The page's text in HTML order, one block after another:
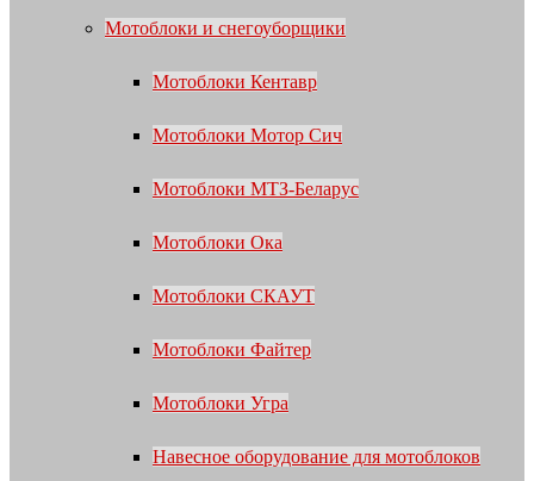
Мотоблоки и снегоуборщики
Мотоблоки Кентавр
Мотоблоки Мотор Сич
Мотоблоки МТЗ-Беларус
Мотоблоки Ока
Мотоблоки СКАУТ
Мотоблоки Файтер
Мотоблоки Угра
Навесное оборудование для мотоблоков